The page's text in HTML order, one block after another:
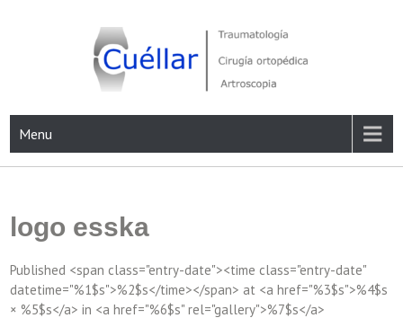
Menu
logo esska
Published <span class="entry-date"><time class="entry-date"
datetime="%1$s">%2$s</time></span> at <a href="%3$s">%4$s
× %5$s</a> in <a href="%6$s" rel="gallery">%7$s</a>